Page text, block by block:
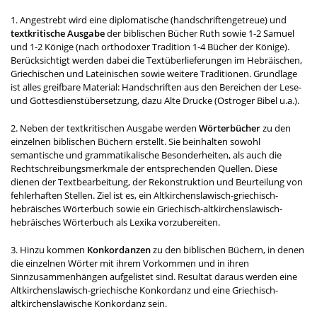
1. Angestrebt wird eine diplomatische (handschriftengetreue) und
textkritische Ausgabeder biblischen Bücher Ruth sowie 1-2 Samuel
und 1-2 Könige (nach orthodoxer Tradition 1-4 Bücher der Könige).
Berücksichtigt werden dabei dieTextüberlieferungen im Hebräischen,
Griechischen und Lateinischen sowie weitere Traditionen. Grundlage
ist alles greifbare Material: Handschriften aus den Bereichen der Lese-
und Gottesdienstübersetzung, dazu Alte Drucke (Ostroger Bibel u.a.).
2. Neben der textkritischen Ausgabe werden Wörterbücherzu den
einzelnen biblischen Büchern erstellt. Sie beinhalten sowohl
semantische und grammatikalische Besonderheiten, als auch die
Rechtschreibungsmerkmale der entsprechenden Quellen. Diese
dienen der Textbearbeitung, der Rekonstruktion und Beurteilung von
fehlerhaften Stellen. Ziel ist es, ein Altkirchenslawisch-griechisch-
hebräisches Wörterbuch sowie ein Griechisch-altkirchenslawisch-
hebräisches Wörterbuch als Lexika vorzubereiten.
3. Hinzu kommen Konkordanzenzu den biblischen Büchern, in denen
die einzelnen Wörter mit ihrem Vorkommen und in ihren
Sinnzusammenhängen aufgelistet sind. Resultat daraus werden eine
Altkirchenslawisch-griechische Konkordanz und eine Griechisch-
altkirchenslawische Konkordanz sein.